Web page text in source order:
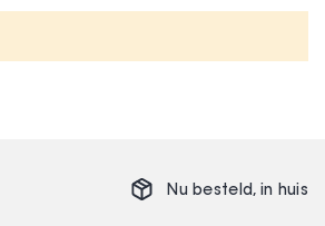
Nu besteld, in huis